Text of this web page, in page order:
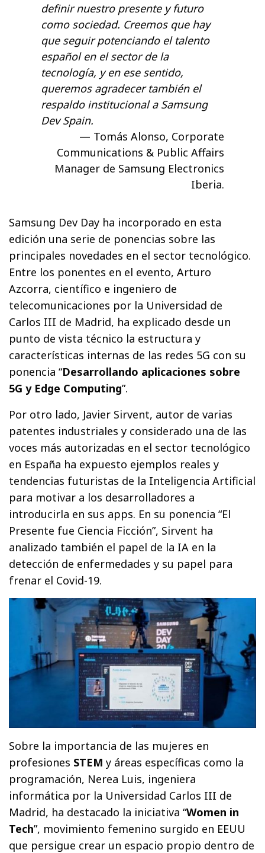
definir nuestro presente y futuro
como sociedad. Creemos que hay
que seguir potenciando el talento
español en el sector de la
tecnología, y en ese sentido,
queremos agradecer también el
respaldo institucional a Samsung
Dev Spain.
Tomás Alonso, Corporate
Communications & Public Affairs
Manager de Samsung Electronics
Iberia.
Samsung Dev Day ha incorporado en esta
edición una serie de ponencias sobre las
principales novedades en el sector tecnológico.
Entre los ponentes en el evento, Arturo
Azcorra, científico e ingeniero de
telecomunicaciones por la Universidad de
Carlos III de Madrid, ha explicado desde un
punto de vista técnico la estructura y
características internas de las redes 5G con su
ponencia “Desarrollando aplicaciones sobre
5G y Edge Computing”.
Por otro lado, Javier Sirvent, autor de varias
patentes industriales y considerado una de las
voces más autorizadas en el sector tecnológico
en España ha expuesto ejemplos reales y
tendencias futuristas de la Inteligencia Artificial
para motivar a los desarrolladores a
introducirla en sus apps. En su ponencia “El
Presente fue Ciencia Ficción”, Sirvent ha
analizado también el papel de la IA en la
detección de enfermedades y su papel para
frenar el Covid-19.
Sobre la importancia de las mujeres en
profesiones STEM y áreas específicas como la
programación, Nerea Luis, ingeniera
informática por la Universidad Carlos III de
Madrid, ha destacado la iniciativa “Women in
Tech”, movimiento femenino surgido en EEUU
que persigue crear un espacio propio dentro de